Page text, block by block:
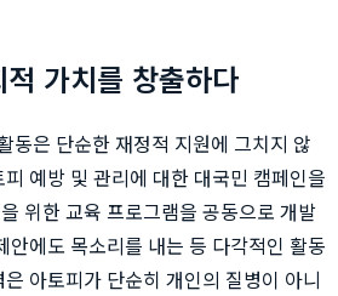
가치를 창출하다
동은 단순한 재정적 지원에 그치지 않
예방 및 관리에 대한 대국민 캠페인을
위한 교육 프로그램을 공동으로 개발
안에도 목소리를 내는 등 다각적인 활동
아토피가 단순히 개인의 질병이 아니